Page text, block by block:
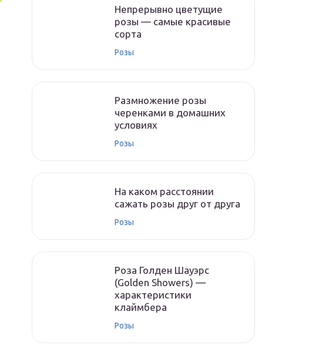
Непрерывно цветущие
розы — самые красивые
сорта
Розы
Размножение розы
черенками в домашних
условиях
Розы
На каком расстоянии
сажать розы друг от друга
Розы
Роза Голден Шауэрс
(Golden Showers) —
характеристики
клаймбера
Розы